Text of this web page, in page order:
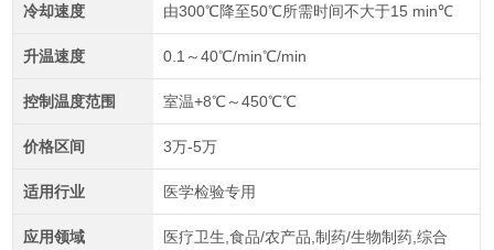
冷却速度 由300℃降至50℃所需时间不大于15 min℃
升温速度 0.1～40℃/min℃/min
控制温度范围 室温+8℃～450℃℃
价格区间 3万-5万
适用行业 医学检验专用
应用领域 医疗卫生,食品/农产品,制药/生物制药,综合